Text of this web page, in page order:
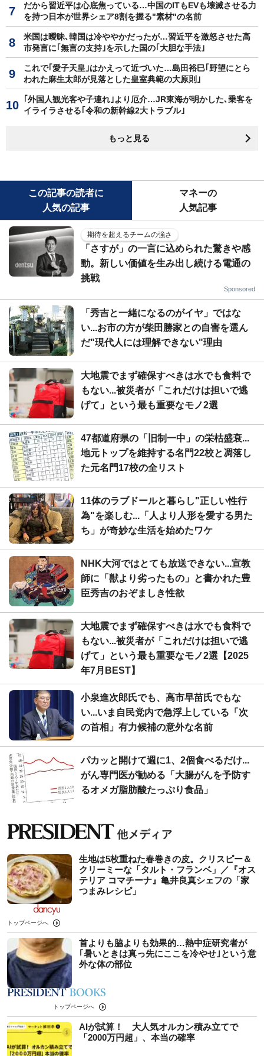
だから習近平は心底焦っている…中国のITもEVも壊滅させる力
を持つ日本が世界シェア8割を握る"素材"の名前
米国は曖昧､韓国は冷ややかだったが…習近平を激怒させた高
市発言に｢無言の支持｣を示した国の｢大胆な手法｣
これで｢愛子天皇｣はかえって近づいた…島田裕巳｢野望にとら
われた麻生太郎が見落とした皇室典範の大原則｣
｢外国人観光客や子連れ｣より厄介…JR東海が明かした､乗客を
イライラさせる｢令和の新幹線2大トラブル｣
もっと見る
この記事の読者に
人気の記事
マネーの
人気記事
期待を超えるチームの強さ
「さすが」の一言に込められた驚きや感
動。新しい価値を生み出し続ける電通の
挑戦
Sponsored
「秀吉と一緒になるのがイヤ」ではな
い...お市の方が柴田勝家との自害を選ん
だ"現代人には理解できない"理由
大地震でまず確保すべきは水でも食料で
もない...被災者が「これだけは担いで逃
げて」という最も重要なモノ2選
47都道府県の「旧制一中」の栄枯盛衰...
地元トップを維持する名門22校と凋落し
た元名門17校の全リスト
11体のラブドールと暮らし"正しい性行
為"を楽しむ...「人より人形を愛する男た
ち」が奇妙な生活を始めたワケ
NHK大河ではとても放送できない...宣教
師に「獣より劣ったもの」と書かれた豊
臣秀吉のおぞましき性欲
大地震でまず確保すべきは水でも食料で
もない...被災者が「これだけは担いで逃
げて」という最も重要なモノ2選【2025
年7月BEST】
小泉進次郎氏でも、高市早苗氏でもな
い...いま自民党内で急浮上している「次
の首相」有力候補の意外な名前
パカッと開けて週に1、2個食べるだけ...
がん専門医が勧める「大腸がんを予防す
るオメガ脂肪酸たっぷり食品」
生地は5枚重ねた春巻きの皮。クリスピー＆
クリーミーな「タルト・フランベ」／『オス
テリア コマチーナ』亀井良真シェフの「家
つまみレシピ」
トップページへ
首よりも脇よりも効果的…熱中症研究者が
｢暑いときは真っ先にここを冷やせ｣という意
外な体の部位
トップページへ
AIが試算！ 大人気オルカン積み立てで
「2000万円超」、本当の確率